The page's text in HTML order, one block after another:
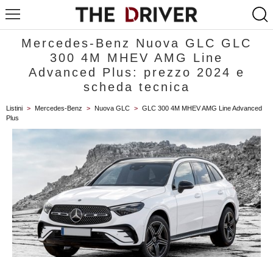
Mercedes-Benz Nuova GLC GLC
300 4M MHEV AMG Line
Advanced Plus: prezzo 2024 e
scheda tecnica
Listini > Mercedes-Benz > Nuova GLC > GLC 300 4M MHEV AMG Line Advanced
Plus